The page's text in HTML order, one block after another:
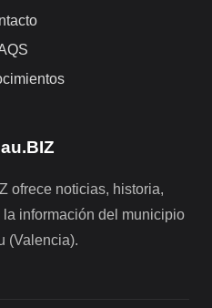
ofrece noticias, historia,
información del municipio
(Valencia).